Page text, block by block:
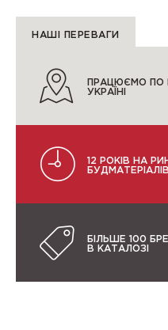
НАШІ ПЕРЕВАГИ
ПРАЦЮЄМО ПО
УКРАЇНІ
12 РОКІВ НА
БУДМАТЕРІАЛІВ
БІЛЬШЕ 100
В КАТАЛОЗІ